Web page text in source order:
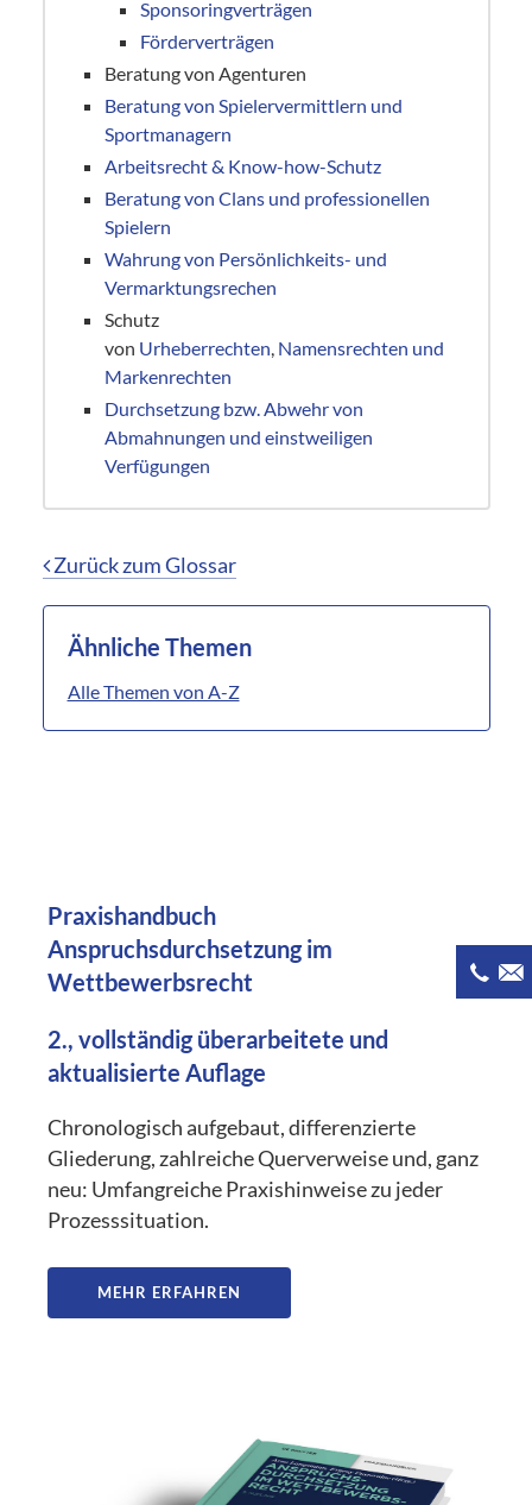
Sponsoringverträgen
Förderverträgen
Beratung von Agenturen
Beratung von Spielervermittlern und
Sportmanagern
Arbeitsrecht & Know-how-Schutz
Beratung von Clans und professionellen
Spielern
Wahrung von Persönlichkeits- und
Vermarktungsrechen
Schutz
von Urheberrechten Namensrechten und
Markenrechten
Durchsetzung bzw. Abwehr von
Abmahnungen und einstweiligen
Verfügungen
Zurück zum Glossar
Ähnliche Themen
Alle Themen von A-Z
Praxishandbuch
Anspruchsdurchsetzung im
Wettbewerbsrecht
2., vollständig überarbeitete und
aktualisierte Auflage
Chronologisch aufgebaut, differenzierte
Gliederung, zahlreiche Querverweise und, ganz
neu: Umfangreiche Praxishinweise zu jeder
Prozesssituation.
MEHR ERFAHREN